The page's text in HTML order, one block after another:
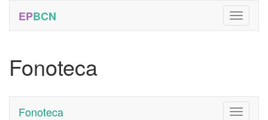
EPBCN
Fonoteca
Toggle
Fonoteca